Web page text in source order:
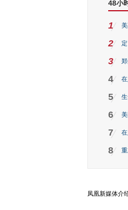
48小
1
2
3
4
5
6
7
8
凤凰新媒体介